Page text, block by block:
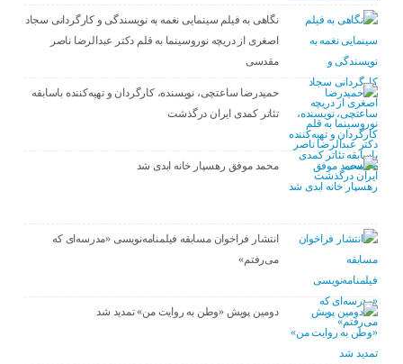
نگاهی به فیلم سینمایی نغمه به نویسندگی و کارگردانی سجاد
اصغری از دریچه نوروسینما به قلم دکتر عبدالرضا ناصر
مقدسی
حمیدرضا ساعتچی، نویسنده، کارگردان و تهیه‌کننده باسابقه
تئاتر کمدی ایران درگذشت
محمد موفق رهسپار خانه ابدی شد
انتشار فراخوان مسابقه فیلمنامه‌نویسی «مدرسه‌ای که
می‌رفتم»
دومین پویش «وطن به روایت من» تمدید شد